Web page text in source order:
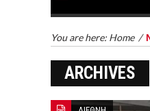
You are here: Home /
ARCHIVES